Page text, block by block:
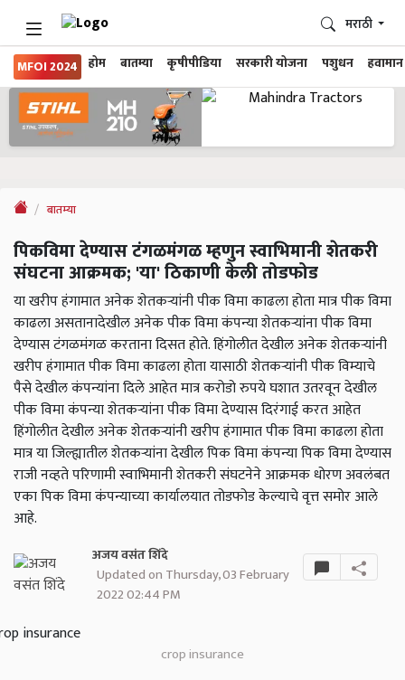
MFOI 2024 होम बातम्या कृषीपीडिया सरकारी योजना पशुधन हवामान
मराठी
बातम्या
पिकविमा देण्यास टंगळमंगळ म्हणुन स्वाभिमानी शेतकरी
संघटना आक्रमक; 'या' ठिकाणी केली तोडफोड
या खरीप हंगामात अनेक शेतकऱ्यांनी पीक विमा काढला होता मात्र पीक विमा
काढला असतानादेखील अनेक पीक विमा कंपन्या शेतकऱ्यांना पीक विमा
देण्यास टंगळमंगळ करताना दिसत होते. हिंगोलीत देखील अनेक शेतकऱ्यांनी
खरीप हंगामात पीक विमा काढला होता यासाठी शेतकऱ्यांनी पीक विम्याचे
पैसे देखील कंपन्यांना दिले आहेत मात्र करोडो रुपये घशात उतरवून देखील
पीक विमा कंपन्या शेतकऱ्यांना पीक विमा देण्यास दिरंगाई करत आहेत
हिंगोलीत देखील अनेक शेतकऱ्यांनी खरीप हंगामात पीक विमा काढला होता
मात्र या जिल्ह्यातील शेतकऱ्यांना देखील पिक विमा कंपन्या पिक विमा देण्यास
राजी नव्हते परिणामी स्वाभिमानी शेतकरी संघटनेने आक्रमक धोरण अवलंबत
एका पिक विमा कंपन्याच्या कार्यालयात तोडफोड केल्याचे वृत्त समोर आले
आहे.
अजय वसंत शिंदे
Updated on Thursday, 03 February
2022 02:44 PM
crop insurance